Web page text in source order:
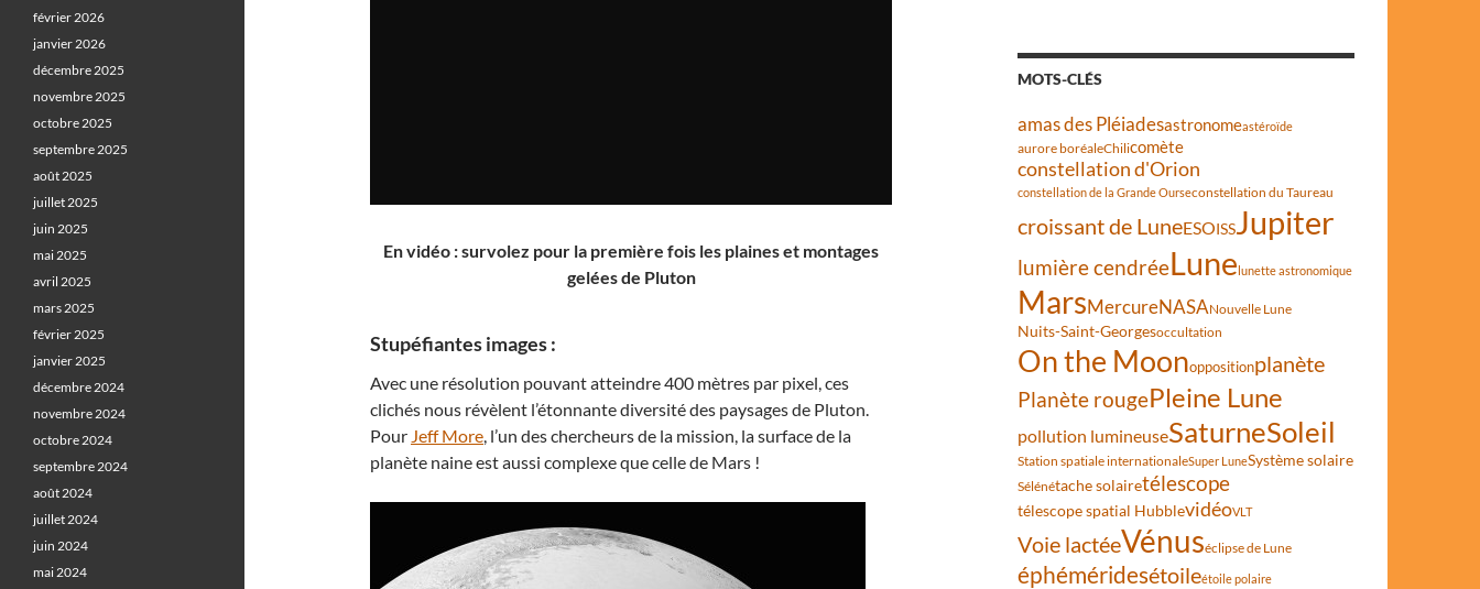
En vidéo : survolez pour la première fois les plaines et montages
gelées de Pluton
Stupéfiantes images :
Avec une résolution pouvant atteindre 400 mètres par pixel, ces
clichés nous révèlent l’étonnante diversité des paysages de Pluton.
Pour Jeff More, l’un des chercheurs de la mission, la surface de la
planète naine est aussi complexe que celle de Mars !
MOTS-CLÉS
amas des Pléiadesastronomeastéroïde
aurore boréaleChilicomète
constellation d'Orion
constellation de la Grande Ourseconstellation du Taureau
croissant de LuneESOISSJupiter
lumière cendréeLunelunette astronomique
MarsMercureNASANouvelle Lune
Nuits-Saint-Georgesoccultation
On the Moonoppositionplanète
Planète rougePleine Lune
pollution lumineuseSaturneSoleil
Station spatiale internationaleSuper LuneSystème solaire
Sélénétache solairetélescope
télescope spatial HubblevidéoVLT
Voie lactéeVénuséclipse de Lune
éphéméridesétoileétoile polaire
février 2026
janvier 2026
décembre 2025
novembre 2025
octobre 2025
septembre 2025
août 2025
juillet 2025
juin 2025
mai 2025
avril 2025
mars 2025
février 2025
janvier 2025
décembre 2024
novembre 2024
octobre 2024
septembre 2024
août 2024
juillet 2024
juin 2024
mai 2024